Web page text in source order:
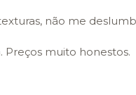
não me
muito honestos.